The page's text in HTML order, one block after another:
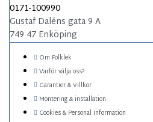
0171-100990
Gustaf Daléns gata 9 A
749 47 Enköping
Om Folklek
Varför välja oss?
Garantier & Villkor
Montering & installation
Cookies & Personal Information